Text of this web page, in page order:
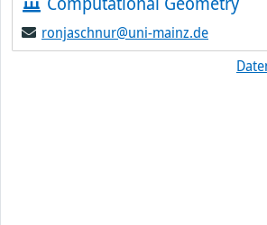
ronjaschnur@uni-mainz.de